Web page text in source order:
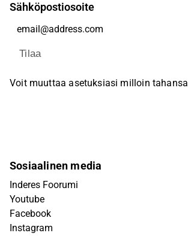
Sähköpostiosoite
Tilaa
Voit muuttaa asetuksiasi milloin tahansa
Sosiaalinen media
Inderes Foorumi
Youtube
Facebook
Instagram